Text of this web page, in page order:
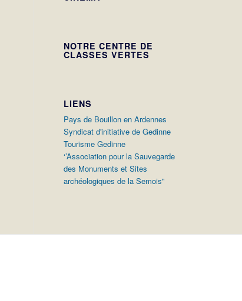
NOTRE CENTRE DE
CLASSES VERTES
LIENS
Pays de Bouillon en Ardennes
Syndicat d'initiative de Gedinne
Tourisme Gedinne
‘’Association pour la Sauvegarde
des Monuments et Sites
archéologiques de la Semois"